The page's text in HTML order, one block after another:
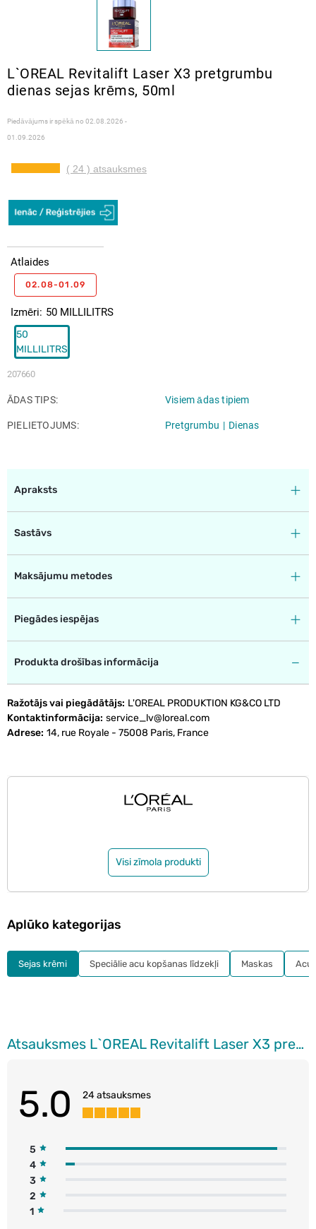
L`OREAL Revitalift Laser X3 pretgrumbu
dienas sejas krēms, 50ml
Piedāvājums ir spēkā no 02.08.2026 -
01.09.2026
( 24 ) atsauksmes
207660
Izmēri 50 MILLILITRS
50
MILLILITRS
Atlaides
02.08-01.09
ĀDAS TIPS Visiem ādas tipiem
PIELIETOJUMS Pretgrumbu Dienas
Apraksts
Sastāvs
Maksājumu metodes
Piegādes iespējas
Produkta drošības informācija
Ražotājs vai piegādātājs L'OREAL PRODUKTION KG&CO LTD
Kontaktinformācija service_lv@loreal.com
Adrese 14, rue Royale - 75008 Paris, France
Visi zīmola produkti
Atsauksmes L`OREAL Revitalift Laser X3 pretgrumbu dienas sejas krēms, 50ml
5.0 24 atsauksmes
5
4
3
2
1
Aplūko kategorijas
Sejas krēmi Speciālie acu kopšanas līdzekļi Maskas Acu